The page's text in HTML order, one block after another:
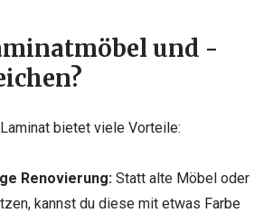
und -
bietet viele Vorteile:
Renovierung:Statt alte Möbel oder
kannst du diese mit etwas Farbe